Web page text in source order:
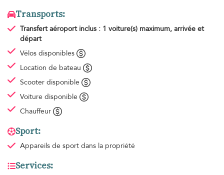
Transports:
Transfert aéroport inclus : 1 voiture(s) maximum, arrivée et
départ
Vélos disponibles
Location de bateau
Scooter disponible
Voiture disponible
Chauffeur
Sport:
Appareils de sport dans la propriété
Services: